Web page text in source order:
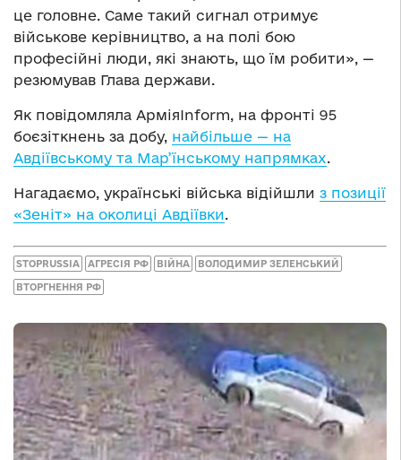
це головне. Саме такий сигнал отримує
військове керівництво, а на полі бою
професійні люди, які знають, що їм робити», —
резюмував Глава держави.
Як повідомляла АрміяInform, на фронті 95
боєзіткнень за добу, найбільше — на
Авдіївському та Мар’їнському напрямках.
Нагадаємо, українські війська відійшли з позиції
«Зеніт» на околиці Авдіївки.
STOPRUSSIA АГРЕСІЯ РФ ВІЙНА ВОЛОДИМИР ЗЕЛЕНСЬКИЙ
ВТОРГНЕННЯ РФ